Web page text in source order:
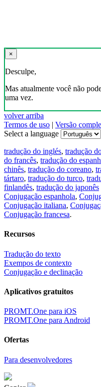
×
Desculpe,
Mas atualmente você não
uma vez.
volver arriba
Termos de uso | Versão
Select a language
tradução do inglés, tradução
do francês, tradução do
chinês, tradução do coreano,
tártaro, tradução do turco,
finlandês, tradução do japonês
Conjugação espanhola,
Conjugação italiana,
Conjugação francesa.
Recursos
Tradução do texto
Exempos de contexto
Conjugação e declinação
Aplicativos gratuitos
PROMT.One para iOS
PROMT.One para Android
Ofertas
Para desenvolvedores